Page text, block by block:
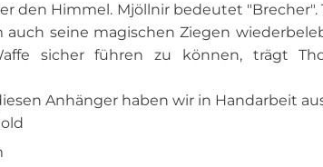
den Himmel. Mjöllnir bedeutet
seine magischen Ziegen
sicher führen zu können, trägt
Anhänger haben wir in Handarbeit